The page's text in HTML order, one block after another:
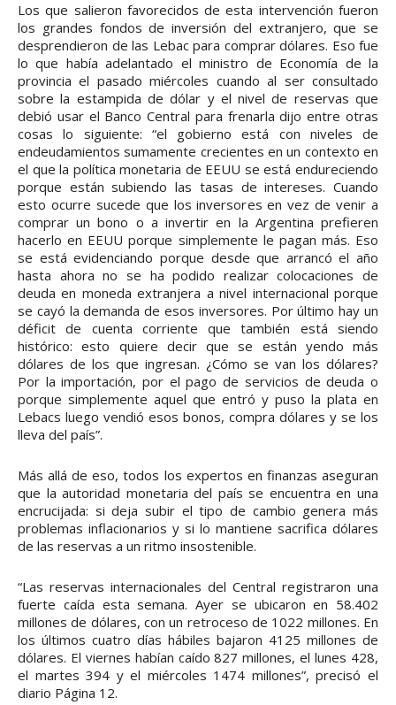
Los que salieron favorecidos de esta intervención fueron
los grandes fondos de inversión del extranjero, que se
desprendieron de las Lebac para comprar dólares. Eso fue
lo que había adelantado el ministro de Economía de la
provincia el pasado miércoles cuando al ser consultado
sobre la estampida de dólar y el nivel de reservas que
debió usar el Banco Central para frenarla dijo entre otras
cosas lo siguiente: “el gobierno está con niveles de
endeudamientos sumamente crecientes en un contexto en
el que la política monetaria de EEUU se está endureciendo
porque están subiendo las tasas de intereses. Cuando
esto ocurre sucede que los inversores en vez de venir a
comprar un bono o a invertir en la Argentina prefieren
hacerlo en EEUU porque simplemente le pagan más. Eso
se está evidenciando porque desde que arrancó el año
hasta ahora no se ha podido realizar colocaciones de
deuda en moneda extranjera a nivel internacional porque
se cayó la demanda de esos inversores. Por último hay un
déficit de cuenta corriente que también está siendo
histórico: esto quiere decir que se están yendo más
dólares de los que ingresan. ¿Cómo se van los dólares?
Por la importación, por el pago de servicios de deuda o
porque simplemente aquel que entró y puso la plata en
Lebacs luego vendió esos bonos, compra dólares y se los
lleva del país”.
Más allá de eso, todos los expertos en finanzas aseguran
que la autoridad monetaria del país se encuentra en una
encrucijada: si deja subir el tipo de cambio genera más
problemas inflacionarios y si lo mantiene sacrifica dólares
de las reservas a un ritmo insostenible.
“Las reservas internacionales del Central registraron una
fuerte caída esta semana. Ayer se ubicaron en 58.402
millones de dólares, con un retroceso de 1022 millones. En
los últimos cuatro días hábiles bajaron 4125 millones de
dólares. El viernes habían caído 827 millones, el lunes 428,
el martes 394 y el miércoles 1474 millones”, precisó el
diario Página 12.